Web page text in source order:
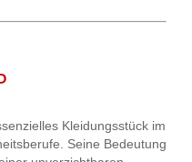
Kleidungsstück im
Seine Bedeutung